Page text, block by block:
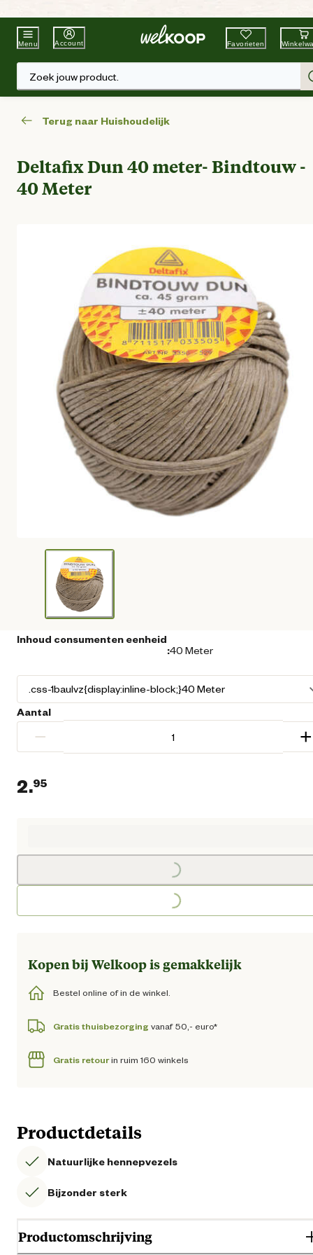
Beste WinkelketenTuin & Dier
Menu Account Favorieten
Zoek jouw product.
Terug naar Huishoudelijk
Deltafix Dun 40 meter- Bindtouw -
40 Meter
Inhoud consumenten eenheid
:40 Meter
Aantal
− +
2.95
Loading...
Loading...
Kopen bij Welkoop is gemakkelijk
Bestel online of in de winkel.
Gratis thuisbezorging vanaf 50,- euro*
Gratis retourin ruim 160 winkels
Productdetails
Natuurlijke hennepvezels
Bijzonder sterk
Productomschrijving